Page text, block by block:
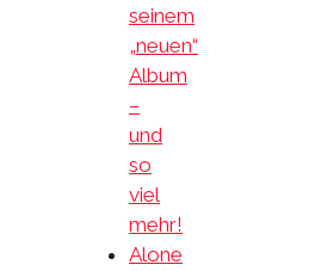
seinem
„neuen“
Album
–
und
so
viel
mehr!
Alone